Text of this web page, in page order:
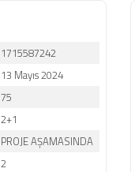
1715587242
13 Mayıs 2024
75
2+1
PROJE AŞAMASINDA
2